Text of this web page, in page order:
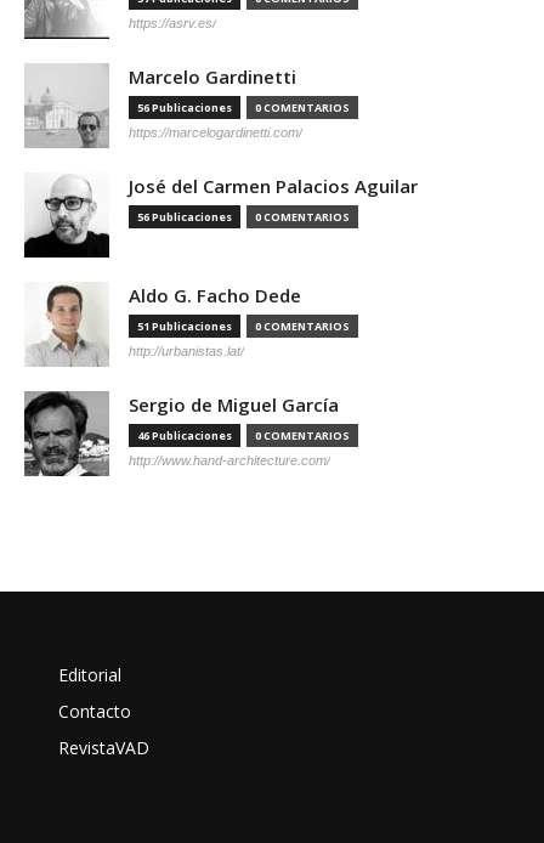
https://asrv.es/
Marcelo Gardinetti
56 Publicaciones 0 COMENTARIOS
https://marcelogardinetti.com/
José del Carmen Palacios Aguilar
56 Publicaciones 0 COMENTARIOS
Aldo G. Facho Dede
51 Publicaciones 0 COMENTARIOS
http://urbanistas.lat/
Sergio de Miguel García
46 Publicaciones 0 COMENTARIOS
http://www.hand-architecture.com/
Editorial
Contacto
RevistaVAD